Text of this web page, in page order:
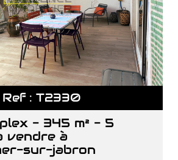
Ref : T2330
vendre à
sur-jabron